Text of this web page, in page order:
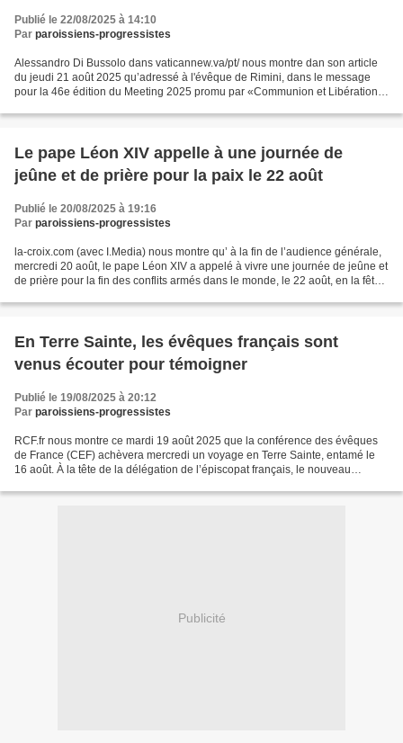
Publié le 22/08/2025 à 14:10
Par paroissiens-progressistes
Alessandro Di Bussolo dans vaticannew.va/pt/ nous montre dan son article
du jeudi 21 août 2025 qu’adressé à l'évêque de Rimini, dans le message
pour la 46e édition du Meeting 2025 promu par «Communion et Libération»
Le pape Léon XIV appelle à une journée de
jeûne et de prière pour la paix le 22 août
Publié le 20/08/2025 à 19:16
Par paroissiens-progressistes
la-croix.com (avec I.Media) nous montre qu’ à la fin de l’audience générale,
mercredi 20 août, le pape Léon XIV a appelé à vivre une journée de jeûne et
de prière pour la fin des conflits armés dans le monde, le 22 août, en la fête
En Terre Sainte, les évêques français sont
venus écouter pour témoigner
Publié le 19/08/2025 à 20:12
Par paroissiens-progressistes
RCF.fr nous montre ce mardi 19 août 2025 que la conférence des évêques
de France (CEF) achèvera mercredi un voyage en Terre Sainte, entamé le
16 août. À la tête de la délégation de l’épiscopat français, le nouveau
Publicité